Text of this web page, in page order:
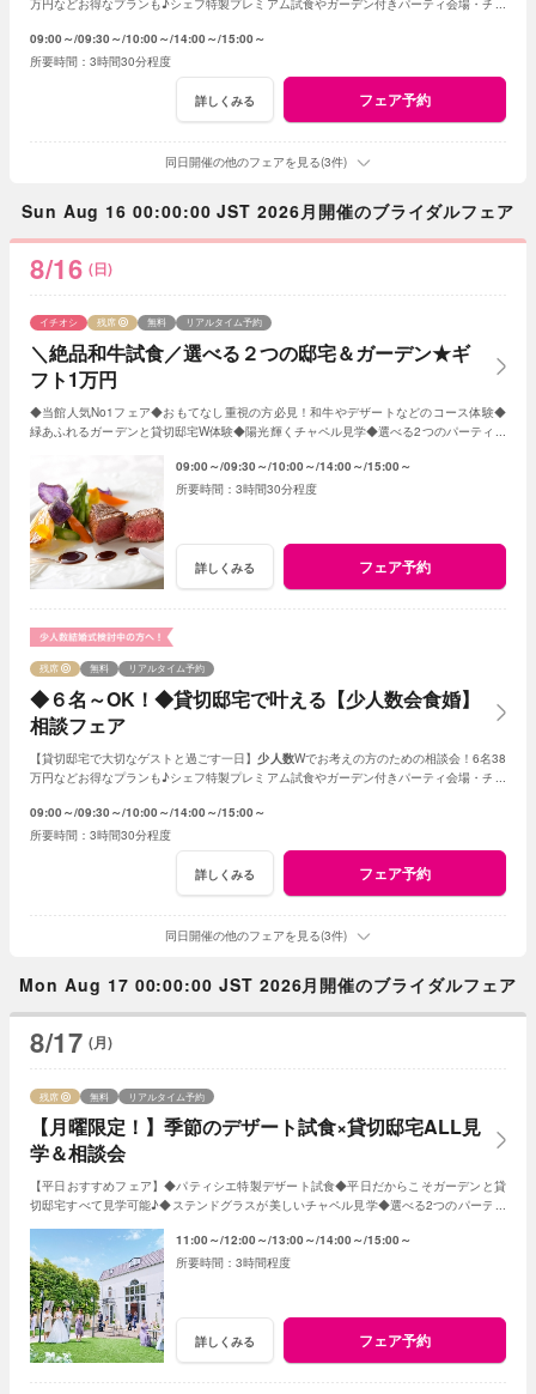
09:00～ 09:30～ 10:00～ 14:00～ 15:00～
3時間30分程度
詳しくみる フェア予約
同日開催の他のフェアを見る(3件)
Sun Aug 16 00:00:00 JST 2026月開催のブライダルフェア
8/16 (日)
＼絶品和牛試食／選べる２つの邸宅＆ガーデン★ギ
フト1万円
イチオシ 残席 無料 リアルタイム予約
◆当館人気No1フェア◆おもてなし重視の方必見！和牛やデザートなどのコース体験◆
緑あふれるガーデンと貸切邸宅W体験◆陽光輝くチャペル見学◆選べる2つのパーティ会
09:00～ 09:30～ 10:00～ 14:00～ 15:00～
3時間30分程度
詳しくみる フェア予約
◆６名～OK！◆貸切邸宅で叶える【少人数会食婚】
相談フェア
残席 無料 リアルタイム予約
【貸切邸宅で大切なゲストと過ごす一日】少人数Wでお考えの方のための相談会！6名38
万円などお得なプランも♪シェフ特製プレミアム試食やガーデン付きパーティ会場・チャ
09:00～ 09:30～ 10:00～ 14:00～ 15:00～
3時間30分程度
詳しくみる フェア予約
同日開催の他のフェアを見る(3件)
Mon Aug 17 00:00:00 JST 2026月開催のブライダルフェア
8/17 (月)
【月曜限定！】季節のデザート試食×貸切邸宅ALL見
学＆相談会
残席 無料 リアルタイム予約
【平日おすすめフェア】◆パティシエ特製デザート試食◆平日だからこそガーデンと貸
切邸宅すべて見学可能♪◆ステンドグラスが美しいチャペル見学◆選べる2つのパーティ
11:00～ 12:00～ 13:00～ 14:00～ 15:00～
3時間程度
詳しくみる フェア予約